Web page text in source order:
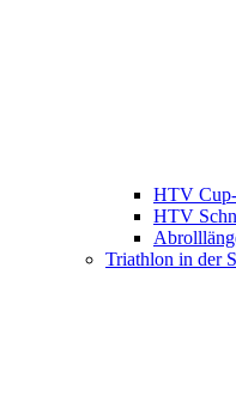
HTV
HTV
Triathlon in der